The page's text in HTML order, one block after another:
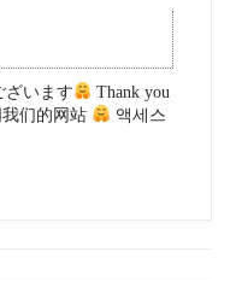
ざいます
Thank you
们的网站
액세스